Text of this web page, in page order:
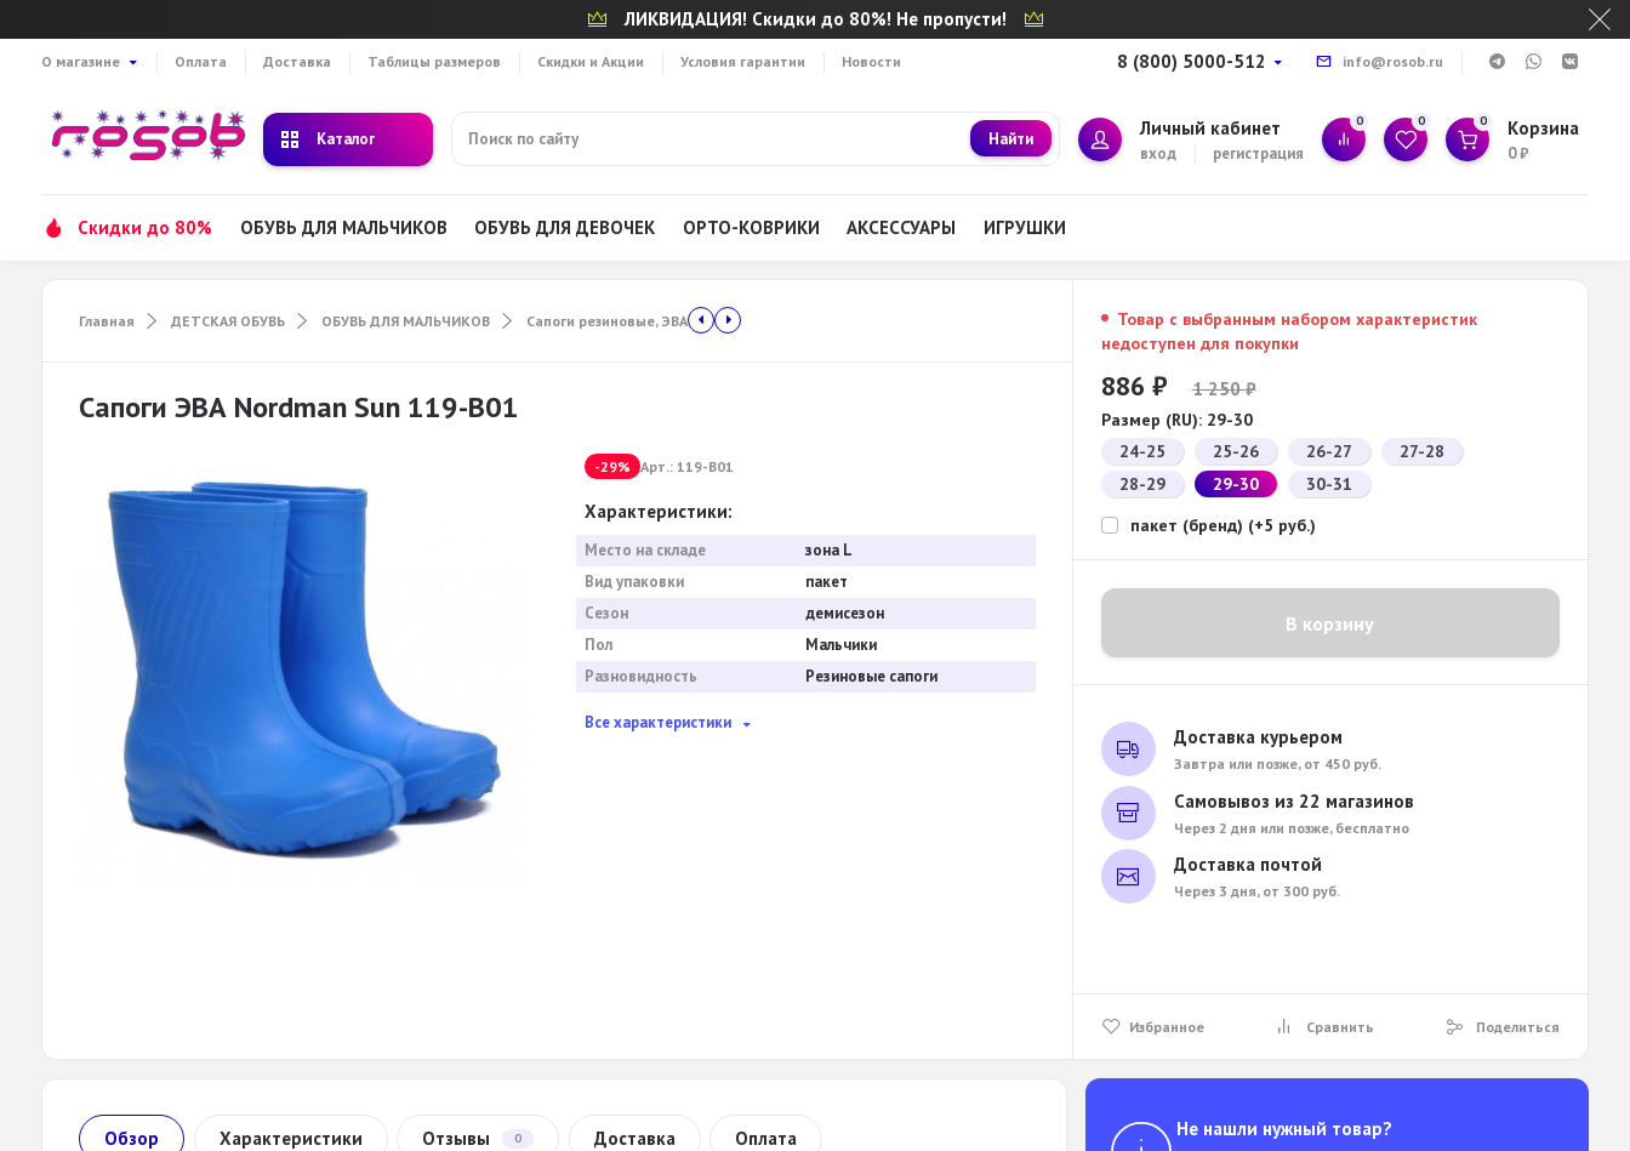
ЛИКВИДАЦИЯ! Скидки до 80%! Не пропусти!
О магазине Оплата Доставка Таблицы размеров Скидки и Акции Условия гарантии Новости 8 (800) 5000-512 info@rosob.ru
Каталог Найти Личный кабинет
вход регистрация
0 0 0 Корзина
0₽
Скидки до 80% ОБУВЬ ДЛЯ МАЛЬЧИКОВ ОБУВЬ ДЛЯ ДЕВОЧЕК ОРТО-КОВРИКИ АКСЕССУАРЫ ИГРУШКИ
Главная ДЕТСКАЯ ОБУВЬ ОБУВЬ ДЛЯ МАЛЬЧИКОВ Сапоги резиновые, ЭВА
Сапоги ЭВА Nordman Sun 119-B01
-29% Арт.: 119-B01
Характеристики:
Место на складе
зона L
Вид упаковки
пакет
Сезон
демисезон
Пол
Мальчики
Разновидность
Резиновые сапоги
Все характеристики
Товар с выбранным набором характеристик
недоступен для покупки
886 ₽ 1 250₽
Размер (RU): 29-30
24-25
25-26 26-27
27-28
28-29
29-30
30-31
пакет (бренд) (+5 руб.)
В корзину
Доставка курьером
Завтра или позже, от 450 руб.
Самовывоз из 22 магазинов
Через 2 дня или позже, бесплатно
Доставка почтой
Через 3 дня, от 300 руб.
Избранное Сравнить Поделиться
Обзор Характеристики Отзывы 0 Доставка Оплата Не нашли нужный товар?